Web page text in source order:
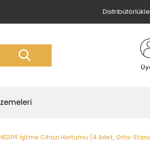
İşitme Cihazı Hortumu (4 Adet, Orta-